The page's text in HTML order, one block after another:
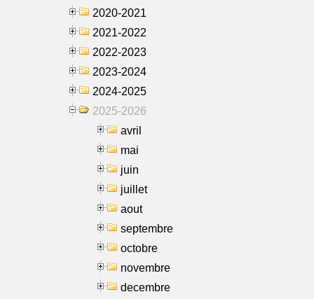
2020-2021
2021-2022
2022-2023
2023-2024
2024-2025
2025-2026
avril
mai
juin
juillet
aout
septembre
octobre
novembre
decembre